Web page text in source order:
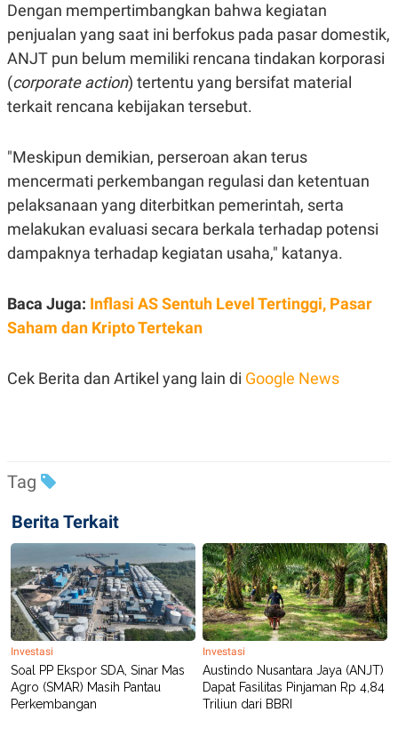
A
D
M
E
A
E
I
D
N
G
N
A
N
C
K
N
R
J
A
E
M
I
E
P
A
E
G
G
M
E
I
A
.
I
D
SITEMAP PROFILE TERM
Dengan mempertimbangkan bahwa kegiatan
penjualan yang saat ini berfokus pada pasar domestik,
ANJT pun belum memiliki rencana tindakan korporasi
(corporate action) tertentu yang bersifat material
terkait rencana kebijakan tersebut.
"Meskipun demikian, perseroan akan terus
mencermati perkembangan regulasi dan ketentuan
pelaksanaan yang diterbitkan pemerintah, serta
melakukan evaluasi secara berkala terhadap potensi
dampaknya terhadap kegiatan usaha," katanya.
Baca Juga: Inflasi AS Sentuh Level Tertinggi, Pasar
Saham dan Kripto Tertekan
Cek Berita dan Artikel yang lain di Google News
Tag
Berita Terkait
Investasi
Soal PP Ekspor SDA, Sinar Mas
Agro (SMAR) Masih Pantau
Perkembangan
Investasi
Austindo Nusantara Jaya (ANJT)
Dapat Fasilitas Pinjaman Rp 4,84
Triliun dari BBRI